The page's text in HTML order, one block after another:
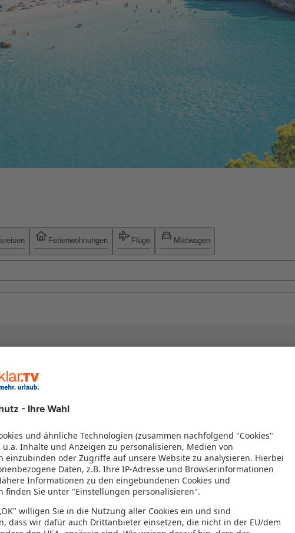
Ferienwohnungen Flüge Mietwagen
Paket kombiniert werden – das spart Zeit und Geld. Nutzen Sie